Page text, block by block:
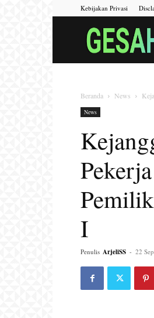
Kebijakan Privasi
Beranda News
News
I
Penulis ArjeliSS - 22